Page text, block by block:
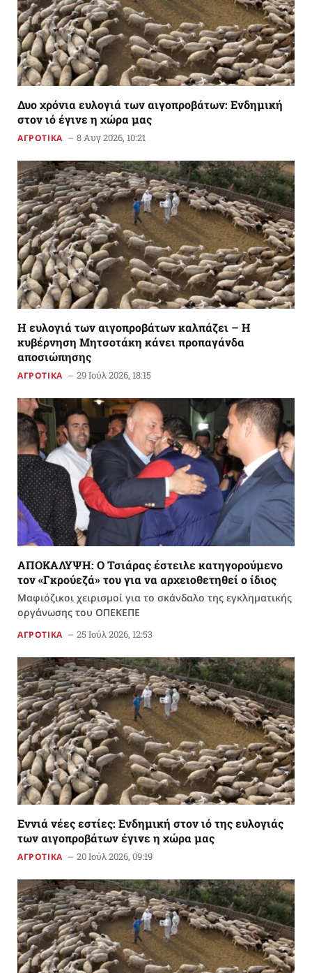
Δυο χρόνια ευλογιά των αιγοπροβάτων: Ενδημική
στον ιό έγινε η χώρα μας
ΑΓΡΟΤΙΚΑ 8 Αυγ 2026, 10:21
Η ευλογιά των αιγοπροβάτων καλπάζει – Η
κυβέρνηση Μητσοτάκη κάνει προπαγάνδα
αποσιώπησης
ΑΓΡΟΤΙΚΑ 29 Ιούλ 2026, 18:15
ΑΠΟΚΑΛΥΨΗ: Ο Τσιάρας έστειλε κατηγορούμενο
τον «Γκρούεζά» του για να αρχειοθετηθεί ο ίδιος
Μαφιόζικοι χειρισμοί για το σκάνδαλο της εγκληματικής
οργάνωσης του ΟΠΕΚΕΠΕ
ΑΓΡΟΤΙΚΑ 25 Ιούλ 2026, 12:53
Εννιά νέες εστίες: Ενδημική στον ιό της ευλογιάς
των αιγοπροβάτων έγινε η χώρα μας
ΑΓΡΟΤΙΚΑ 20 Ιούλ 2026, 09:19